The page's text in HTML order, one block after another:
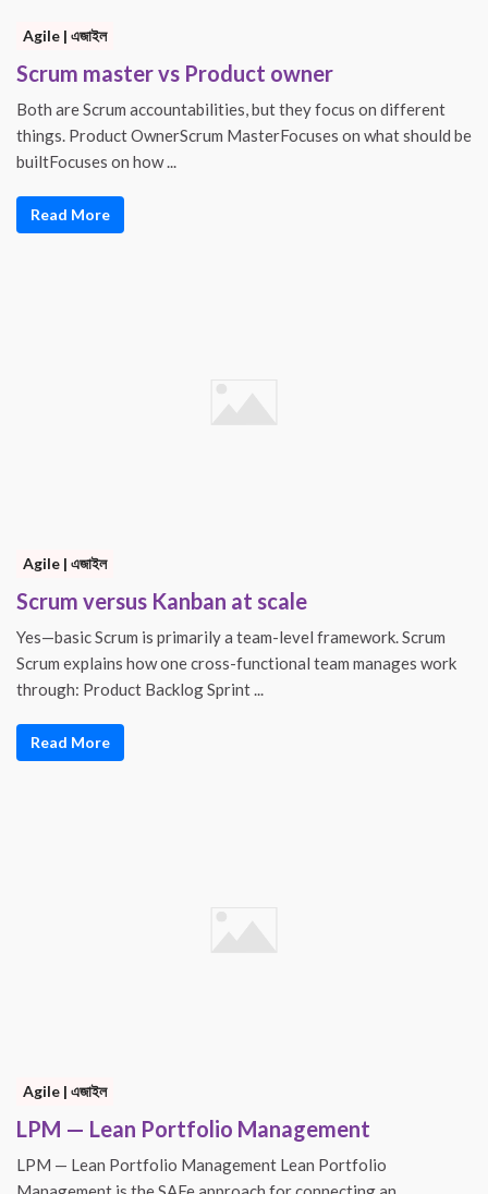
Agile | এজাইল
Scrum master vs Product owner
Both are Scrum accountabilities, but they focus on different
things. Product OwnerScrum MasterFocuses on what should be
builtFocuses on how ...
Read More
Agile | এজাইল
Scrum versus Kanban at scale
Yes—basic Scrum is primarily a team-level framework. Scrum
Scrum explains how one cross-functional team manages work
through: Product Backlog Sprint ...
Read More
Agile | এজাইল
LPM — Lean Portfolio Management
LPM — Lean Portfolio Management Lean Portfolio